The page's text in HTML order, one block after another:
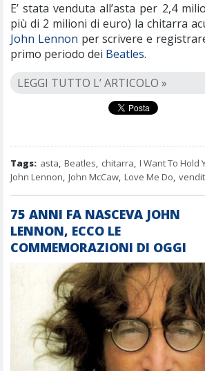
E’ stata venduta all’asta per 2,4
più di 2 milioni di euro) la chitarra
John Lennon per scrivere e
primo periodo dei Beatles.
LEGGI TUTTO L’ ARTICOLO »
Tags: asta, Beatles, chitarra, I Want To Hold
John Lennon, John McCaw, Love Me Do,
75 ANNI FA NASCEVA JOHN
LENNON, ECCO LE
COMMEMORAZIONI DI OGGI